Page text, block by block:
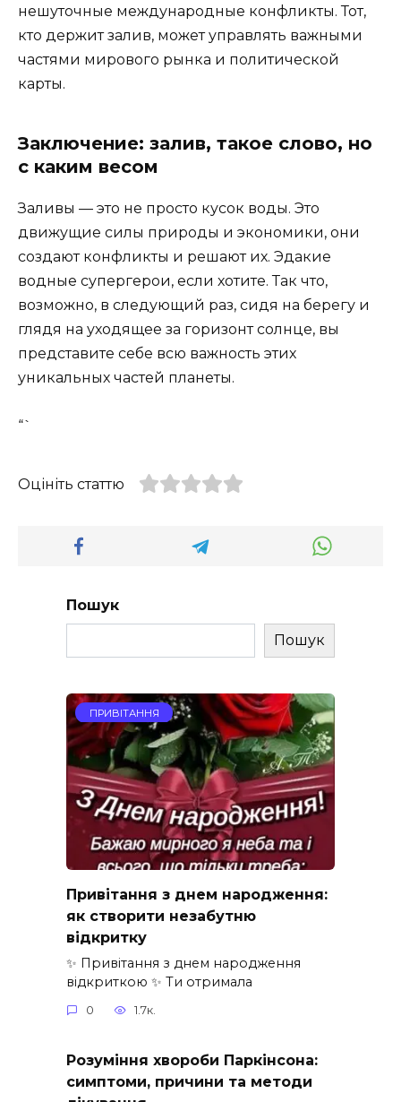
нешуточные международные конфликты. Тот,
кто держит залив, может управлять важными
частями мирового рынка и политической
карты.
Заключение: залив, такое слово, но
с каким весом
Заливы — это не просто кусок воды. Это
движущие силы природы и экономики, они
создают конфликты и решают их. Эдакие
водные супергерои, если хотите. Так что,
возможно, в следующий раз, сидя на берегу и
глядя на уходящее за горизонт солнце, вы
представите себе всю важность этих
уникальных частей планеты.
“`
Оцініть статтю
Пошук
Пошук
ПРИВІТАННЯ
Привітання з днем народження:
як створити незабутню
відкритку
✨ Привітання з днем народження
відкриткою ✨ Ти отримала
0 1.7к.
Розуміння хвороби Паркінсона:
симптоми, причини та методи